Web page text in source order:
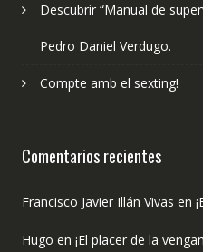
Descubrir “Manual de
Pedro Daniel Verdugo.
Compte amb el sexting!
Comentarios recientes
Francisco Javier Illán Vivas en
Hugo en ¡El placer de la